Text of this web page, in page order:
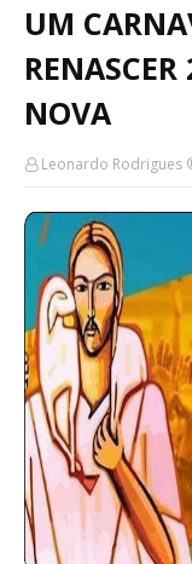
UM
NOVA
Leonardo Rodrigues